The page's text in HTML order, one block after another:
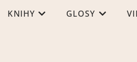
KNIHY GLOSY